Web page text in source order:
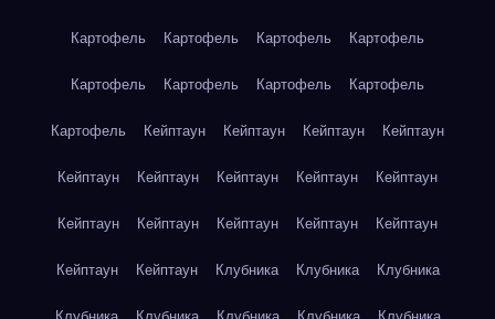
Картофель Картофель Картофель Картофель
Картофель Картофель Картофель Картофель
Картофель Кейптаун Кейптаун Кейптаун Кейптаун
Кейптаун Кейптаун Кейптаун Кейптаун Кейптаун
Кейптаун Кейптаун Кейптаун Кейптаун Кейптаун
Кейптаун Кейптаун Клубника Клубника Клубника